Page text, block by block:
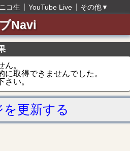
ニコ生 YouTube Live その他▼
Navi
。
に取得できませんでした。
い。
更新する